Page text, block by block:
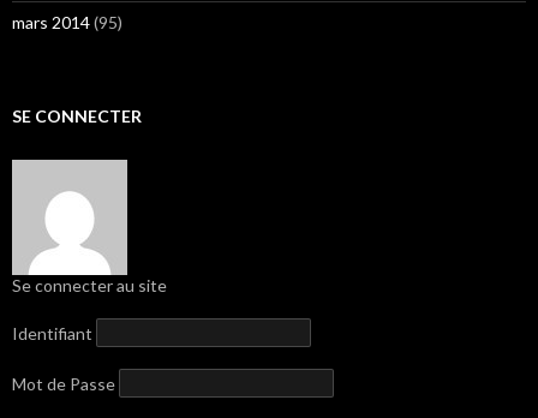
mars 2014(95)
SE CONNECTER
Se connecter au site
Identifiant
Mot de Passe